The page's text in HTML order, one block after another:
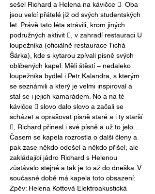
sešel Richard a Helena na kávičce   Oba
jsou velcí přátelé již od svých studentských
let. Právě tato léta strávili, krom jiných
podružných aktivit , v zahradí restauraci U
loupežníka (oficiálně restaurace Tichá
Šárka), kde s kytarou zpívali písně svých
oblíbených kapel. Měli štěstí – nedaleko
loupežníka bydlel i Petr Kalandra, s kterým
se seznámili a který je velmi inspiroval a
stal se i jejich kamarádem. No a na té
kávičce  slovo dalo slovo a začali se
scházet a oprašovat písně staré a i ty starší
, Richard přinesl i své písně a už to jelo…
Časem se kapela rozrostla o další členy a
pak zase někdo odešel a někdo přišel, ale
zakládající jádro Richard s Helenou
zůstávalo stejné a tak je to až do dneška. V
současné době má kapela toto obsazení:
Zpěv: Helena Kottová Elektroakustická